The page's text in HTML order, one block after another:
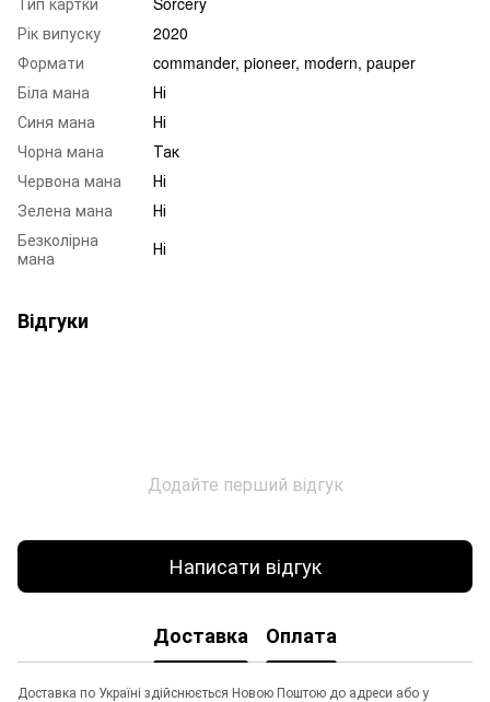
Рік випуску
2020
Формати
commander, pioneer, modern, pauper
Біла мана
Ні
Синя мана
Ні
Чорна мана
Так
Червона мана
Ні
Зелена мана
Ні
Безколірна
мана
Ні
Відгуки
Додайте перший відгук
Написати відгук
Доставка Оплата
Доставка по Україні здійснюється Новою Поштою до адреси або у